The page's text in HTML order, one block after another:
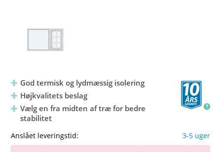
God termisk og lydmæssig isolering
Højkvalitets beslag
Vælg en fra midten af træ for bedre
stabilitet
Anslået leveringstid: 3-5 uger